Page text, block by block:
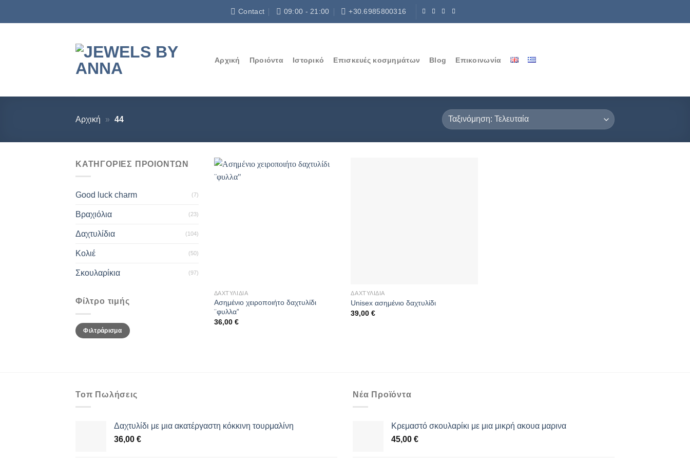
Contact 09:00 - 21:00 +30.6985800316
Αρχική Προιόντα Ιστορικό Επισκευές κοσμημάτων Blog Επικοινωνία
Αρχική » 44
ΚΑΤΗΓΟΡΙΕΣ ΠΡΟΙΟΝΤΩΝ
Good luck charm (7)
Βραχιόλια (23)
Δαχτυλίδια (104)
Κολιέ (50)
Σκουλαρίκια (97)
Φίλτρο τιμής
Ελάχιστη
τιμή
Μέγιστη
τιμήΦιλτράρισμα
ΔΑΧΤΥΛΊΔΙΑ
Ασημένιο χειροποιήτο δαχτυλίδι
¨φυλλα”
36,00 €
ΔΑΧΤΥΛΊΔΙΑ
Unisex ασημένιο δαχτυλίδι
39,00€
Τοπ Πωλήσεις
Δαχτυλίδι με μια ακατέργαστη κόκκινη τουρμαλίνη
36,00 €
Νέα Προϊόντα
Κρεμαστό σκουλαρίκι με μια μικρή ακουα μαρινα
45,00 €